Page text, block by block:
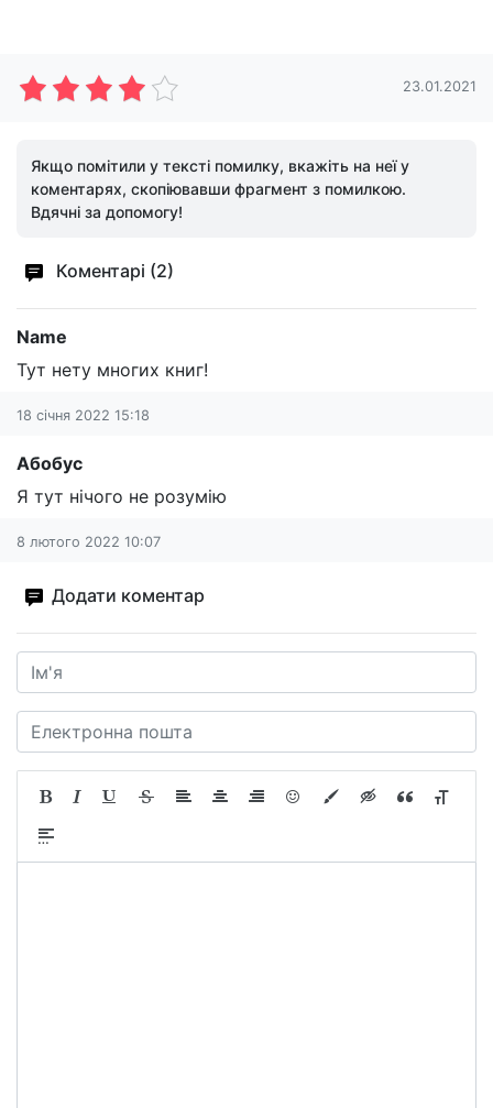
23.01.2021
Якщо помітили у тексті помилку, вкажіть на неї у
коментарях, скопіювавши фрагмент з помилкою.
Вдячні за допомогу!
Коментарі (2)
Name
Тут нету многих книг!
18 січня 2022 15:18
Абобус
Я тут нічого не розумію
8 лютого 2022 10:07
Додати коментар